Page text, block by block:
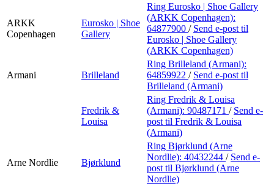
ARKK
Copenhagen
Eurosko | Shoe
Gallery
Ring Eurosko | Shoe Gallery
(ARKK Copenhagen):
64877900 / Send e-post til
Eurosko | Shoe Gallery
(ARKK Copenhagen)
Armani Brilleland
Ring Brilleland (Armani):
64859922 / Send e-post til
Brilleland (Armani)
Fredrik &
Louisa
Ring Fredrik & Louisa
(Armani): 90487171 / Send e-
post til Fredrik & Louisa
(Armani)
Arne Nordlie Bjørklund
Ring Bjørklund (Arne
Nordlie): 40432244 / Send e-
post til Bjørklund (Arne
Nordlie)